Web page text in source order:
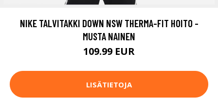
NIKE TALVITAKKI DOWN NSW THERMA-FIT HOITO -
MUSTA NAINEN
109.99 EUR
LISÄTIETOJA